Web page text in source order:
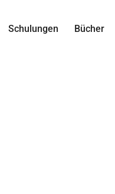
Schulungen Bücher